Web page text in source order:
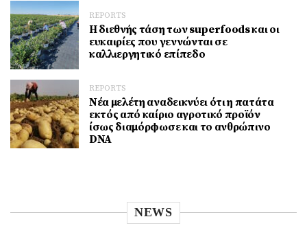
REPORTS
Η διεθνής τάση των superfoods και οι
ευκαιρίες που γεννώνται σε
καλλιεργητικό επίπεδο
REPORTS
Νέα μελέτη αναδεικνύει ότι η πατάτα
εκτός από καίριο αγροτικό προϊόν
ίσως διαμόρφωσε και το ανθρώπινο
DNA
NEWS